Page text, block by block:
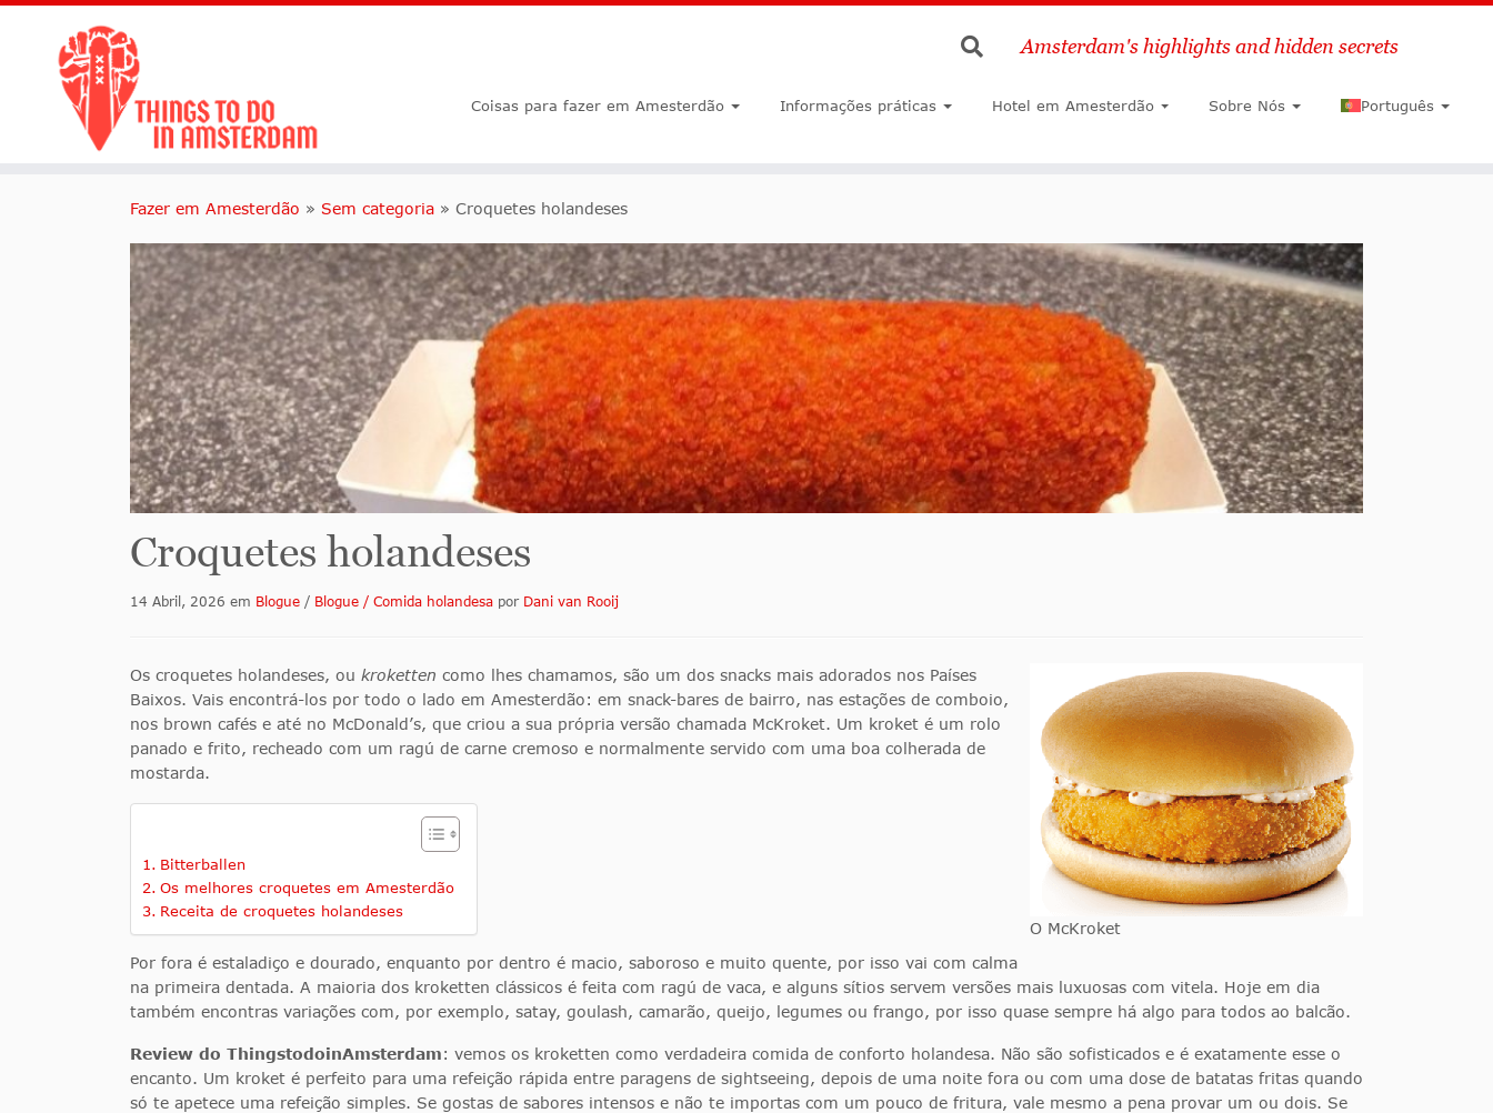
Pesquisar
Amsterdam's highlights and hidden secrets
Coisas para fazer em Amesterdão Informações práticas Hotel em Amesterdão Sobre Nós Português
Fazer em Amesterdão » Sem categoria » Croquetes holandeses
Croquetes holandeses
14 Abril, 2026 em Blogue / Blogue / Comida holandesa por Dani van Rooij
O McKroket
Os croquetes holandeses, ou kroketten como lhes chamamos, são um dos snacks mais adorados nos Países
Baixos. Vais encontrá-los por todo o lado em Amesterdão: em snack-bares de bairro, nas estações de comboio,
nos brown cafés e até no McDonald’s, que criou a sua própria versão chamada McKroket. Um kroket é um rolo
panado e frito, recheado com um ragú de carne cremoso e normalmente servido com uma boa colherada de
mostarda.
Bitterballen
Os melhores croquetes em Amesterdão
Receita de croquetes holandeses
Por fora é estaladiço e dourado, enquanto por dentro é macio, saboroso e muito quente, por isso vai com calma
na primeira dentada. A maioria dos kroketten clássicos é feita com ragú de vaca, e alguns sítios servem versões mais luxuosas com vitela. Hoje em dia
também encontras variações com, por exemplo, satay, goulash, camarão, queijo, legumes ou frango, por isso quase sempre há algo para todos ao balcão.
Review do ThingstodoinAmsterdam: vemos os kroketten como verdadeira comida de conforto holandesa. Não são sofisticados e é exatamente esse o
encanto. Um kroket é perfeito para uma refeição rápida entre paragens de sightseeing, depois de uma noite fora ou com uma dose de batatas fritas quando
só te apetece uma refeição simples. Se gostas de sabores intensos e não te importas com um pouco de fritura, vale mesmo a pena provar um ou dois. Se